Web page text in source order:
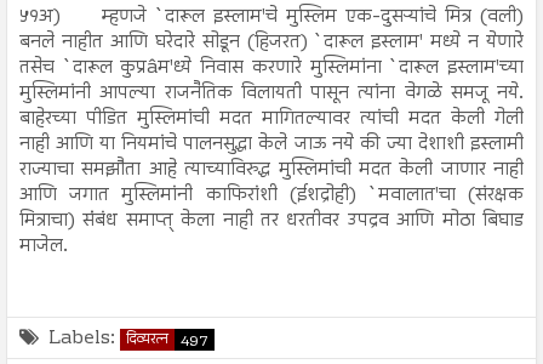
५१अ)
म्हणजे `दारूल इस्लाम'चे मुस्लिम एक-दुसऱ्यांचे मित्र (वली)
बनले नाहीत आणि घरेदारे सोडून (हिजरत) `दारूल इस्लाम' मध्ये न येणारे
तसेच `दारूल कुप्रâम'ध्ये निवास करणारे मुस्लिमांना `दारूल इस्लाम'च्या
मुस्लिमांनी आपल्या राजनैतिक विलायती पासून त्यांना वेगळे समजू नये.
बाहेरच्या पीडित मुस्लिमांची मदत मागितल्यावर त्यांची मदत केली गेली
नाही आणि या नियमांचे पालनसुद्धा केले जाऊ नये की ज्या देशाशी इस्लामी
राज्याचा समझौता आहे त्याच्याविरुद्ध मुस्लिमांची मदत केली जाणार नाही
आणि जगात मुस्लिमांनी काफिरांशी (ईशद्रोही) `मवालात'चा (संरक्षक
मित्राचा) संंबंध समाप्त् केला नाही तर धरतीवर उपद्रव आणि मोठा बिघाड
माजेल.
Labels: दिव्यरत्न 497